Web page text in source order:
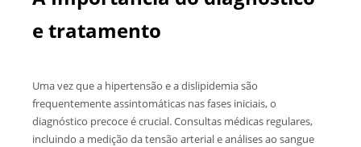
e tratamento
Uma vez que a hipertensão e a dislipidemia são
frequentemente assintomáticas nas fases iniciais, o
diagnóstico precoce é crucial. Consultas médicas regulares,
incluindo a medição da tensão arterial e análises ao sangue